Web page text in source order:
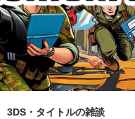
3DS・タイトルの雑談